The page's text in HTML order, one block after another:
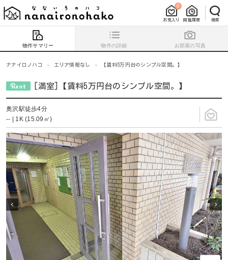
お気入り
0
閲覧履歴 検索
物件サマリー 物件の詳細 お部屋の写真
ナナイロノハコ › エリア情報なし › 【賃料5万円台のシンプル空間。】
[満室]【賃料5万円台のシンプル空間。】
奥沢駅徒歩4分
-- | 1K (15.09㎡)